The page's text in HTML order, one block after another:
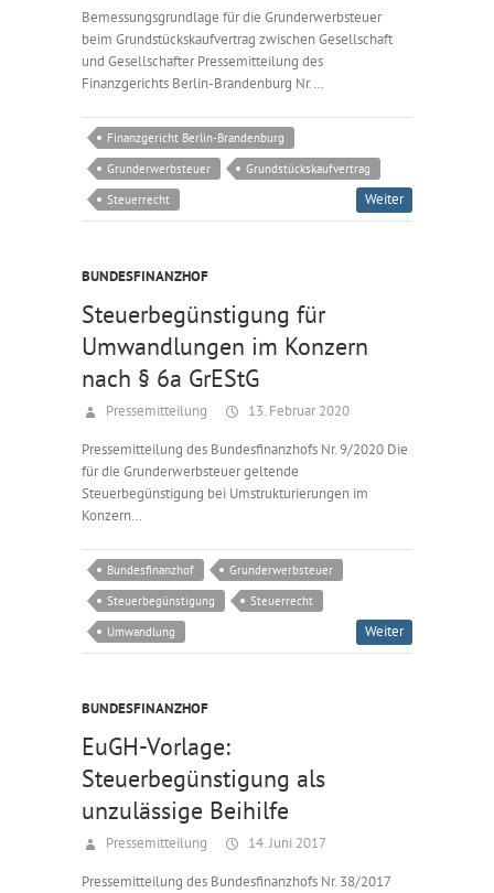
Bemessungsgrundlage für die Grunderwerbsteuer
beim Grundstückskaufvertrag zwischen Gesellschaft
und Gesellschafter Pressemitteilung des
Finanzgerichts Berlin-Brandenburg Nr.…
Finanzgericht Berlin-Brandenburg
Grunderwerbsteuer
Grundstückskaufvertrag
Steuerrecht
Weiter
BUNDESFINANZHOF
Steuerbegünstigung für
Umwandlungen im Konzern
nach § 6a GrEStG
Pressemitteilung 13. Februar 2020
Pressemitteilung des Bundesfinanzhofs Nr. 9/2020 Die
für die Grunderwerbsteuer geltende
Steuerbegünstigung bei Umstrukturierungen im
Konzern…
Bundesfinanzhof
Grunderwerbsteuer
Steuerbegünstigung
Steuerrecht
Umwandlung
Weiter
BUNDESFINANZHOF
EuGH-Vorlage:
Steuerbegünstigung als
unzulässige Beihilfe
Pressemitteilung 14. Juni 2017
Pressemitteilung des Bundesfinanzhofs Nr. 38/2017